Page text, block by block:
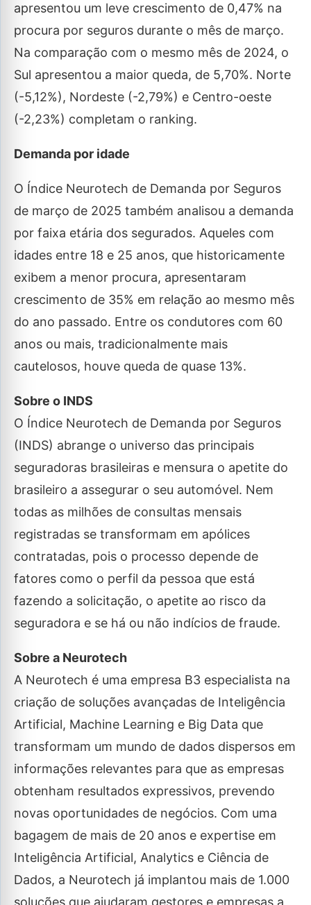
apresentou um leve crescimento de 0,47% na
procura por seguros durante o mês de março.
Na comparação com o mesmo mês de 2024, o
Sul apresentou a maior queda, de 5,70%. Norte
(-5,12%), Nordeste (-2,79%) e Centro-oeste
(-2,23%) completam o ranking.
Demanda por idade
O Índice Neurotech de Demanda por Seguros
de março de 2025 também analisou a demanda
por faixa etária dos segurados. Aqueles com
idades entre 18 e 25 anos, que historicamente
exibem a menor procura, apresentaram
crescimento de 35% em relação ao mesmo mês
do ano passado. Entre os condutores com 60
anos ou mais, tradicionalmente mais
cautelosos, houve queda de quase 13%.
Sobre o INDS
O Índice Neurotech de Demanda por Seguros
(INDS) abrange o universo das principais
seguradoras brasileiras e mensura o apetite do
brasileiro a assegurar o seu automóvel. Nem
todas as milhões de consultas mensais
registradas se transformam em apólices
contratadas, pois o processo depende de
fatores como o perfil da pessoa que está
fazendo a solicitação, o apetite ao risco da
seguradora e se há ou não indícios de fraude.
Sobre a Neurotech
A Neurotech é uma empresa B3 especialista na
criação de soluções avançadas de Inteligência
Artificial, Machine Learning e Big Data que
transformam um mundo de dados dispersos em
informações relevantes para que as empresas
obtenham resultados expressivos, prevendo
novas oportunidades de negócios. Com uma
bagagem de mais de 20 anos e expertise em
Inteligência Artificial, Analytics e Ciência de
Dados, a Neurotech já implantou mais de 1.000
soluções que ajudaram gestores e empresas a